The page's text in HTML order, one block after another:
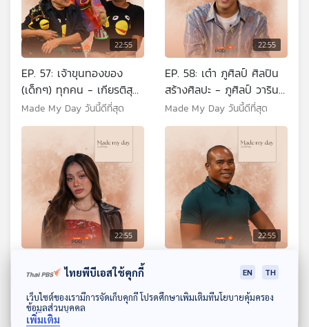
ดาวน์โหลด Thai PBS Podcast Application
22:55
EP. 57: เจ้าขุนทองของ
(เด็กๆ) ทุกคน - เกียรติสุดา
- ผาล ภิรมย์
Made My Day วันนี้ดีที่สุด
22:55
EP. 58: เต๋า ภูศิลป์ ศิลปิน
สร้างศิลปะ - ภูศิลป์ วาริน
รักษ์
Made My Day วันนี้ดีที่สุด
22:55
EP. 59: รำมาซิมารำไปกับ
"ออม วริศรา" - วริศรา สุร
พนาวัลย์เวช
Made My Day วันนี้ดีที่สุด
22:55
EP. 60: วันนี้วันดีกับ “รัศมี
แข” - รัศมีแข ฟ้าเกื้อล้น
Made My Day วันนี้ดีที่สุด
ไทยพีบีเอสใช้คุกกี้ EN TH
เว็บไซต์ของเรามีการจัดเก็บคุกกี้ โปรดศึกษาเพิ่มเติมที่นโยบายคุ้มครอง
ข้อมูลส่วนบุคคล
เพิ่มเติม